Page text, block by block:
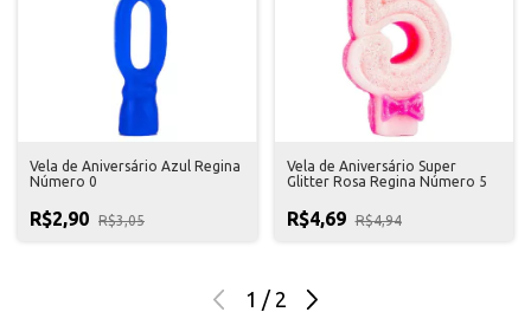
Vela de Aniversário Azul Regina
Número 0
R$2,90 R$3,05
Vela de Aniversário Super
Glitter Rosa Regina Número 5
R$4,69 R$4,94
1 / 2